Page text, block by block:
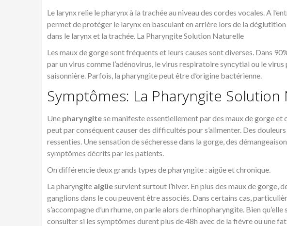
Le larynx relie le pharynx à la trachée au niveau des cordes vocales. A
permet de protéger le larynx en basculant en arrière lors de la
dans le larynx et la trachée. La Pharyngite Solution Naturelle
Les maux de gorge sont fréquents et leurs causes sont diverses. Dans
par un virus comme l’adénovirus, le virus respiratoire syncytial ou le
saisonnière. Parfois, la pharyngite peut être d’origine bactérienne.
Symptômes: La Pharyngite Solution
Une pharyngitese manifeste essentiellement par des maux de gorge
peut par conséquent causer des difficultés pour s’alimenter. Des
ressenties. Une sensation de sécheresse dans la gorge, des
symptômes décrits par les patients.
On différencie deux grands types de pharyngite : aigüe et chronique.
La pharyngite aigüesurvient surtout l’hiver. En plus des maux de gorge,
ganglions dans le cou peuvent être associés. Dans certains cas,
s’accompagne d’un rhume, on parle alors de rhinopharyngite. Bien
consulter si les symptômes durent plus de 48h avec de la fièvre ou une